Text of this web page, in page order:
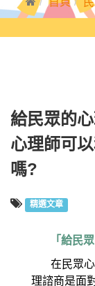
給民眾的
心理師可
嗎?
精選文章
「給民
在民眾心
理諮商是面